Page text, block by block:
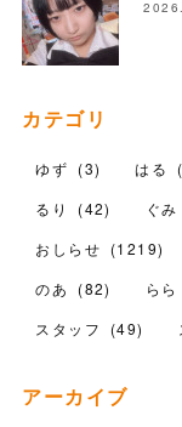
カテゴリ
ゆず (3) はる (
るり
(42) ぐみ
おしらせ (1219)
のあ
(82) らら
スタッフ
(49)
アーカイブ